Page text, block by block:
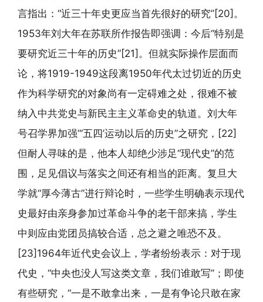
言指出：“近三十年史更应当首先很好的研究”[20]。
1953年刘大年在苏联所作报告即强调：今后“特别是
要研究近三十年的历史”[21]。但就实际操作层面而
论，将1919-1949这段离1950年代太过切近的历史
作为科学研究的对象尚有一定碍难之处，很难不被
纳入中共党史与新民主主义革命史的轨道。刘大年
号召学界加强“‘五四’运动以后的历史”之研究，[22]
但耐人寻味的是，他本人却绝少涉足“现代史”的范
围，足见倡议与落实之间还有相当的距离。复旦大
学就“厚今薄古”进行辩论时，一些学生明确表示现代
史最好由亲身参加过革命斗争的老干部来搞，学生
中则应由党团员搞较合适，总之避之唯恐不及。
[23]1964年近代史会议上，学者纷纷表示：对于现
代史，“中央也没人写这类文章，我们谁敢写”；即使
有些研究，“一是不敢拿出来，一是有争论只敢在家